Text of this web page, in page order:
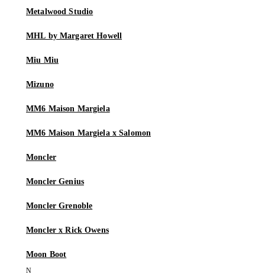
Metalwood Studio
MHL by Margaret Howell
Miu Miu
Mizuno
MM6 Maison Margiela
MM6 Maison Margiela x Salomon
Moncler
Moncler Genius
Moncler Grenoble
Moncler x Rick Owens
Moon Boot